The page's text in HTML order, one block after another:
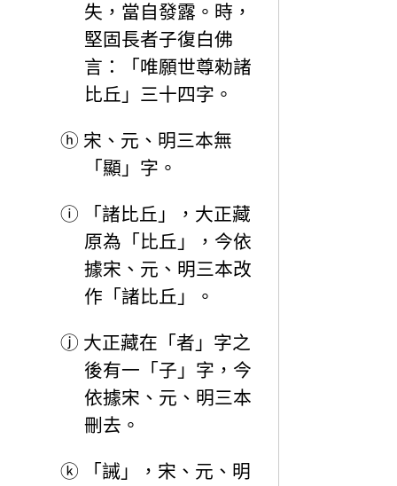
失，當自發露。時，
堅固長者子復白佛
言：「唯願世尊勑諸
比丘」三十四字。
ⓗ 宋、元、明三本無
「顯」字。
ⓘ
「諸比丘」，大正藏
原為「比丘」，今依
據宋、元、明三本改
作「諸比丘」。
ⓙ 大正藏在「者」字之
後有一「子」字，今
依據宋、元、明三本
刪去。
ⓚ
「誡」，宋、元、明